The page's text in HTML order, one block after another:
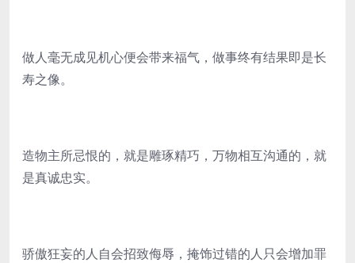
做人毫无成见机心便会带来福气，做事终有结果即是长
寿之像。
造物主所忌恨的，就是雕琢精巧，万物相互沟通的，就
是真诚忠实。
骄傲狂妄的人自会招致侮辱，掩饰过错的人只会增加罪